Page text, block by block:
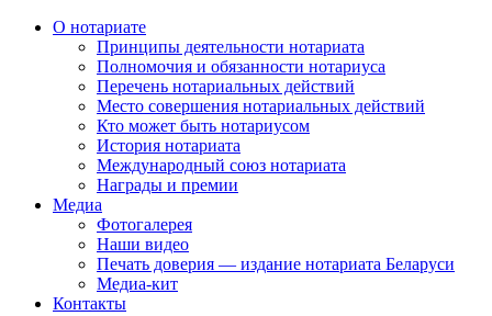
О нотариате
Принципы деятельности нотариата
Полномочия и обязанности нотариуса
Перечень нотариальных действий
Место совершения нотариальных действий
Кто может быть нотариусом
История нотариата
Международный союз нотариата
Награды и премии
Медиа
Фотогалерея
Наши видео
Печать доверия — издание нотариата Беларуси
Медиа-кит
Контакты